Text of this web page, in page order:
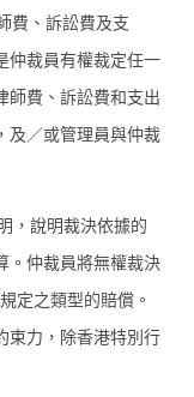
費、訴訟費及支
仲裁員有權裁定任一
師費、訴訟費和支出
及／或管理員與仲裁
，說明裁決依據的
。仲裁員將無權裁決
定之類型的賠償。
束力，除香港特別行